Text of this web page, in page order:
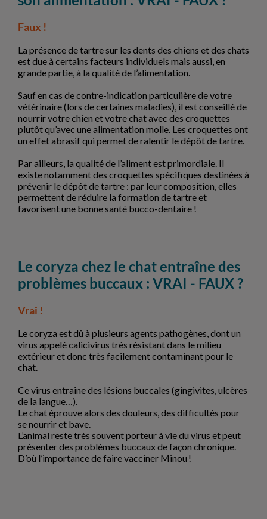
Faux !
La présence de tartre sur les dents des chiens et des chats
est due à certains facteurs individuels mais aussi, en
grande partie, à la qualité de l’alimentation.
Sauf en cas de contre-indication particulière de votre
vétérinaire (lors de certaines maladies), il est conseillé de
nourrir votre chien et votre chat avec des croquettes
plutôt qu’avec une alimentation molle. Les croquettes ont
un effet abrasif qui permet de ralentir le dépôt de tartre.
Par ailleurs, la qualité de l’aliment est primordiale. Il
existe notamment des croquettes spécifiques destinées à
prévenir le dépôt de tartre : par leur composition, elles
permettent de réduire la formation de tartre et
favorisent une bonne santé bucco-dentaire !
Le coryza chez le chat entraîne des
problèmes buccaux : VRAI - FAUX ?
Vrai !
Le coryza est dû à plusieurs agents pathogènes, dont un
virus appelé calicivirus très résistant dans le milieu
extérieur et donc très facilement contaminant pour le
chat.
Ce virus entraîne des lésions buccales (gingivites, ulcères
de la langue…).
Le chat éprouve alors des douleurs, des difficultés pour
se nourrir et bave.
L’animal reste très souvent porteur à vie du virus et peut
présenter des problèmes buccaux de façon chronique.
D’où l’importance de faire vacciner Minou !